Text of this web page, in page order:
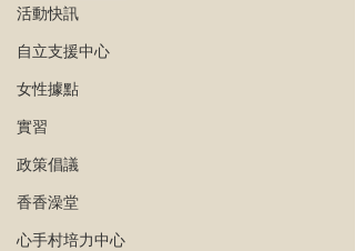
活動快訊
自立支援中心
女性據點
實習
政策倡議
香香澡堂
心手村培力中心